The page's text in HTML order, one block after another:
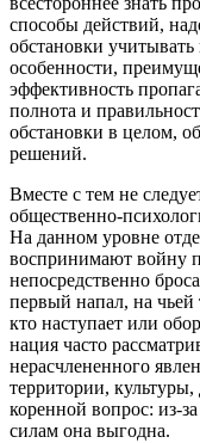
способы действий,
обстановки
особенности,
эффективность
полнота и
обстановки в целом,
решений.
Вместе с тем не
общественно-
На данном уровне
воспринимают войну
непосредственно
первый напал, на чьей
кто наступает или
нация часто
нерасчлененного
территории,
коренной вопрос: из-
силам она выгодна.